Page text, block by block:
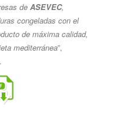
de ASEVEC,
congeladas con el
de máxima calidad,
mediterránea”,
.